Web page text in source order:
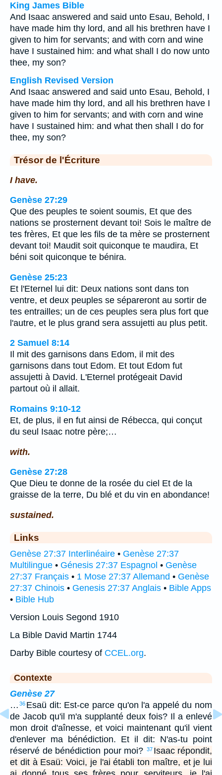
King James Bible
And Isaac answered and said unto Esau, Behold, I
have made him thy lord, and all his brethren have I
given to him for servants; and with corn and wine
have I sustained him: and what shall I do now unto
thee, my son?
English Revised Version
And Isaac answered and said unto Esau, Behold, I
have made him thy lord, and all his brethren have I
given to him for servants; and with corn and wine
have I sustained him: and what then shall I do for
thee, my son?
Trésor de l'Écriture
I have.
Genèse 27:29
Que des peuples te soient soumis, Et que des
nations se prosternent devant toi! Sois le maître de
tes frères, Et que les fils de ta mère se prosternent
devant toi! Maudit soit quiconque te maudira, Et
béni soit quiconque te bénira.
Genèse 25:23
Et l'Eternel lui dit: Deux nations sont dans ton
ventre, et deux peuples se sépareront au sortir de
tes entrailles; un de ces peuples sera plus fort que
l'autre, et le plus grand sera assujetti au plus petit.
2 Samuel 8:14
Il mit des garnisons dans Edom, il mit des
garnisons dans tout Edom. Et tout Edom fut
assujetti à David. L'Eternel protégeait David
partout où il allait.
Romains 9:10-12
Et, de plus, il en fut ainsi de Rébecca, qui conçut
du seul Isaac notre père;…
with.
Genèse 27:28
Que Dieu te donne de la rosée du ciel Et de la
graisse de la terre, Du blé et du vin en abondance!
sustained.
Links
Genèse 27:37 Interlinéaire • Genèse 27:37
Multilingue • Génesis 27:37 Espagnol • Genèse
27:37 Français • 1 Mose 27:37 Allemand • Genèse
27:37 Chinois • Genesis 27:37 Anglais • Bible Apps
• Bible Hub
Version Louis Segond 1910
La Bible David Martin 1744
Darby Bible courtesy of CCEL.org.
Contexte
Genèse 27
… 36 Esaü dit: Est-ce parce qu'on l'a appelé du nom
de Jacob qu'il m'a supplanté deux fois? Il a enlevé
mon droit d'aînesse, et voici maintenant qu'il vient
d'enlever ma bénédiction. Et il dit: N'as-tu point
réservé de bénédiction pour moi? 37 Isaac répondit,
et dit à Esaü: Voici, je l'ai établi ton maître, et je lui